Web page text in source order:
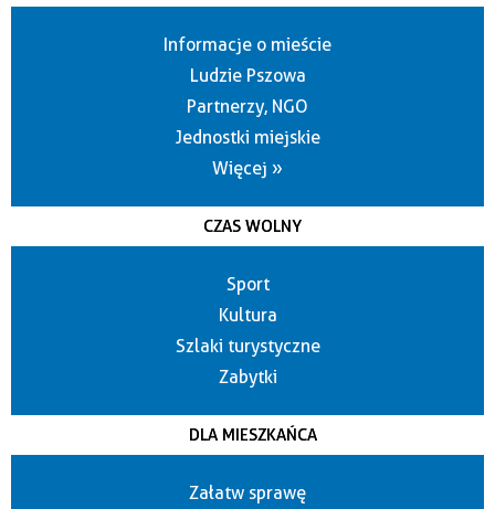
Informacje o mieście
Ludzie Pszowa
Partnerzy, NGO
Jednostki miejskie
Więcej »
CZAS WOLNY
Sport
Kultura
Szlaki turystyczne
Zabytki
DLA MIESZKAŃCA
Załatw sprawę